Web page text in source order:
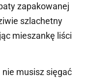
zapakowanej
szlachetny
mieszankę liści
nie musisz sięgać